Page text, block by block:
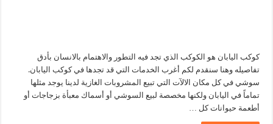
كوكب اليابان هو الكوكب الذي تجد فيه التطور والاهتمام بالانسان بأدق
تفاصيله وهنا سنقدم لكم أغرب الخدمات التي قد تجدها في كوكب اليابان.
سوشي في كل مكان الالآت التي تبيع المشروبات الغازية لدينا يوجد مثلها
تماماً في اليابان ولكنها مخصصة لبيع السوشي أو أسماك معبأة بزجاجات أو
أطعمة حيوانات كل …